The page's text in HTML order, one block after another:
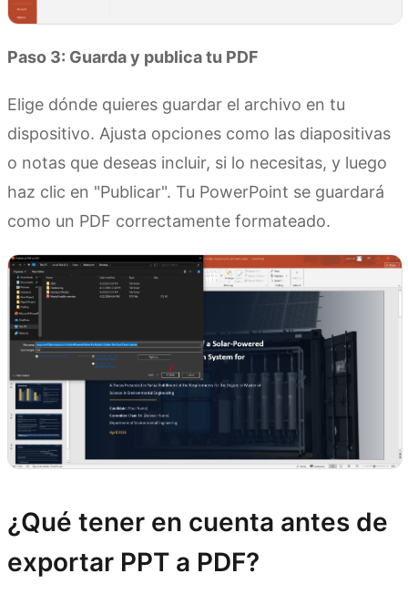
Paso 3: Guarda y publica tu PDF
Elige dónde quieres guardar el archivo en tu
dispositivo. Ajusta opciones como las diapositivas
o notas que deseas incluir, si lo necesitas, y luego
haz clic en "Publicar". Tu PowerPoint se guardará
como un PDF correctamente formateado.
¿Qué tener en cuenta antes de
exportar PPT a PDF?